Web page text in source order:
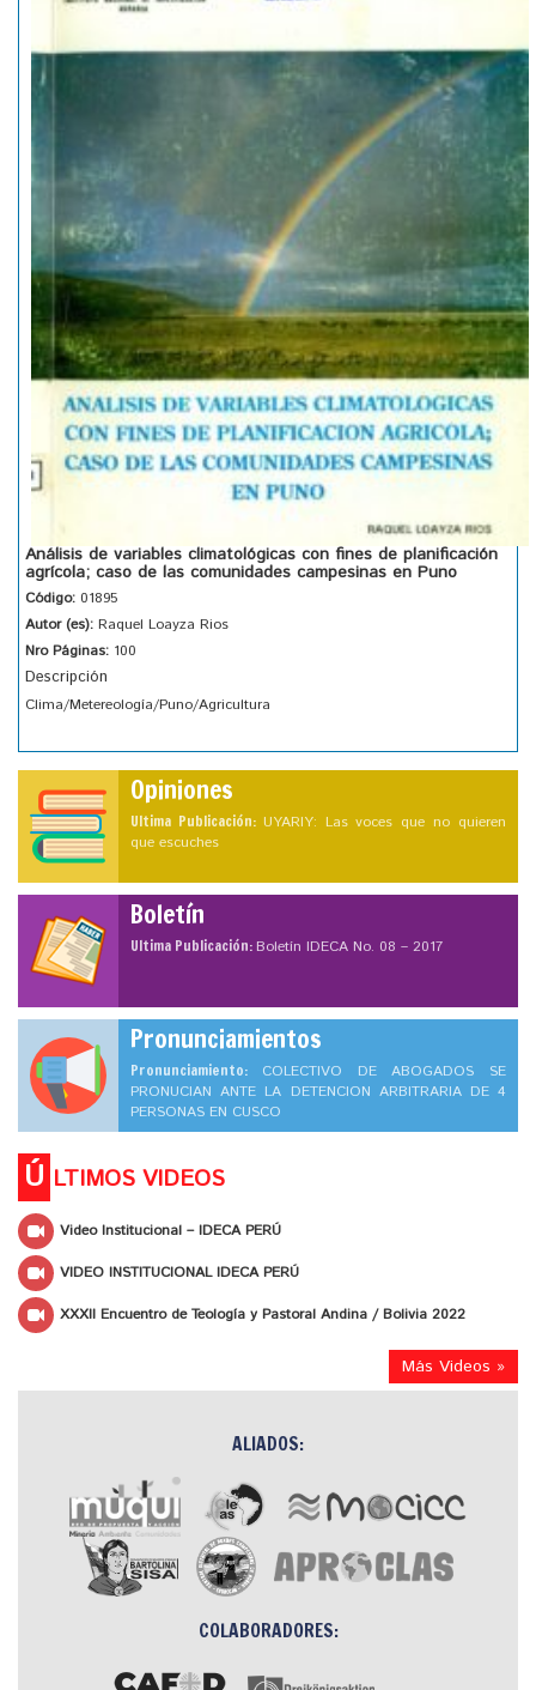
Análisis de variables climatológicas con fines de planificación
agrícola; caso de las comunidades campesinas en Puno
Código: 01895
Autor (es): Raquel Loayza Rios
Nro Páginas: 100
Descripción
Clima/Metereología/Puno/Agricultura
Opiniones
Ultima Publicación: UYARIY: Las voces que no quieren
que escuches
Boletín
Ultima Publicación:Boletín IDECA No. 08 – 2017
Pronunciamientos
Pronunciamiento: COLECTIVO DE ABOGADOS SE
PRONUCIAN ANTE LA DETENCION ARBITRARIA DE 4
PERSONAS EN CUSCO
Ú LTIMOS VIDEOS
Video Institucional – IDECA PERÚ
VIDEO INSTITUCIONAL IDECA PERÚ
XXXII Encuentro de Teología y Pastoral Andina / Bolivia 2022
Más Videos »
ALIADOS:
COLABORADORES: